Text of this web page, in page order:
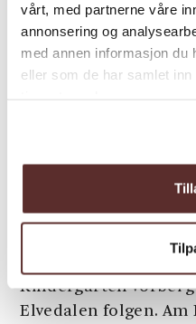
vårt, med partnerne våre
annonsering og
med annen informasjon du
eller som de har samlet
Alternative:Man kann
Reihenfolge bei
Hardanger
Ullensvang Kirche
durch das
Nach überqueren
rechts und durch das
Am Ende des
Kindergarten vorbei
Elvedalen folgen.